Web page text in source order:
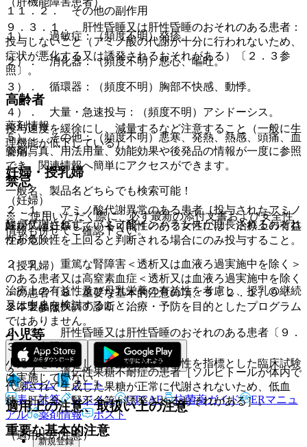
９．３．１． 肝性昏睡又は肝性昏睡のおそれのある患者：
投与しないこと（アミノ酸の代謝が十分に行われないため、
症状が悪化する又は誘発されるおそれがある）〔２．３参
照〕。
高齢者
投与速度を緩徐にし、減量するなど注意すること（一般に生
理機能が低下している）。
妊婦・授乳婦
（妊婦）
妊婦又は妊娠している可能性のある女性には、治療上の有益
性が危険性を上回ると判断される場合にのみ投与すること。
（授乳婦）
治療上の有益性及び母乳栄養の有益性を考慮し、授乳の継続
又は中止を検討すること。
小児等
小児等を対象とした有効性及び安全性を指標とした臨床試験
は実施していない。
適用上の注意、取扱い上の注意
（適用上の注意）
１１．２． その他の副作用
１）． 過敏症：（頻度不明）発疹。
２）． 消化器：（頻度不明）悪心、嘔吐。
３）． 循環器：（頻度不明）胸部不快感、動悸。
４）． 大量・急速投与：（頻度不明）アシドーシス。
５）． その他：（頻度不明）悪寒、発熱、熱感、頭痛、血
管痛。
禁忌
２．１． アミノ酸代謝異常のある患者［投与されたアミノ
酸が代謝されず、アミノ酸インバランスが助長されるおそれ
がある］。
２．２． 重篤な腎障害＜透析又は血液ろ過実施中を除く＞
のある患者又は高窒素血症＜透析又は血液ろ過実施中を除く
＞の患者〔８．重要な基本的注意の項、９．２．１、９．
２．２参照〕。
２．３． 肝性昏睡又は肝性昏睡のおそれのある患者〔９．
３．１参照〕。
２．４． 遺伝性果糖不耐症の患者［ソルビトールが体内で
代謝されて生成した果糖が正常に代謝されないため、低血
糖、肝不全、腎不全等が誘発されるおそれがある］。
重要な基本的注意
薬剤情報
薬剤写真、用法用量、効能効果や後発品の情報が一度に参照
でき、関連情報へ簡単にアクセスができます。
一般名、製品名どちらでも検索可能！
※ ご使用いただく際に、必ず最新の添付文書および安全性
情報も併せてご確認下さい。
※本製品は疾病の診断・治療・予防を目的としたプログラム
ではありません。
ホーム
ノート
表・計算
レジメン CTCAE 抗菌薬ガイド
ERマニュ
アル
薬剤情報 ポスト
新規登録